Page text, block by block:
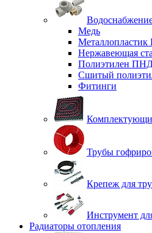
Медь
Нержавеющая
Полиэтилен
Сшитый
Фитинги
Трубы
Крепеж для
Инструмент
Радиаторы отопления